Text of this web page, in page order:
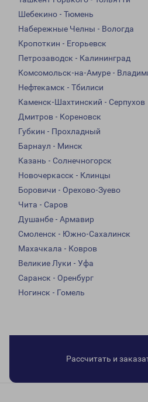
Шебекино - Тюмень
Набережные Челны - Вологда
Кропоткин - Егорьевск
Петрозаводск - Калининград
Комсомольск-на-Амуре -
Нефтекамск - Тбилиси
Каменск-Шахтинский - Серпухов
Дмитров - Кореновск
Губкин - Прохладный
Барнаул - Минск
Казань - Солнечногорск
Новочеркасск - Клинцы
Боровичи - Орехово-Зуево
Чита - Саров
Душанбе - Армавир
Смоленск - Южно-Сахалинск
Махачкала - Ковров
Великие Луки - Уфа
Саранск - Оренбург
Ногинск - Гомель
Рассчитать и